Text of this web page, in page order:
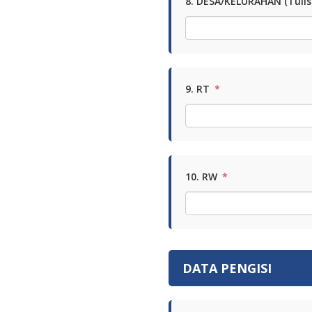
9. RT *
10. RW *
DATA PENGISI